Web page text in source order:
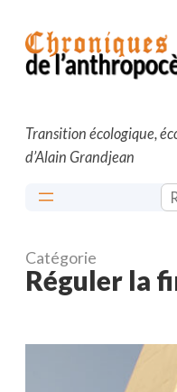
contenu
Transition écologique,
d’Alain Grandjean
Catégorie
Réguler la